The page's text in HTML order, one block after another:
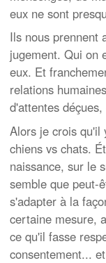
eux ne sont
Ils nous prennent
jugement. Qui on
eux. Et
relations
d'attentes
Alors je crois qu'il
chiens vs chats.
naissance, sur le
semble que peut-
s'adapter à la
certaine mesure,
ce qu'il fasse
consentement...